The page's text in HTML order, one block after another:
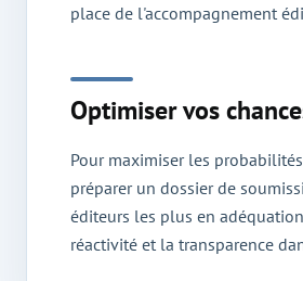
place de l'accompagnement
Optimiser vos
Pour maximiser les
préparer un dossier de
éditeurs les plus en
réactivité et la transparence